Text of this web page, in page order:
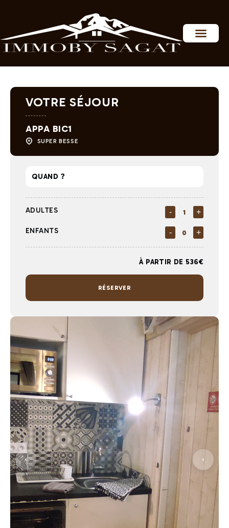
VOTRE SÉJOUR
APPA BIC1
SUPER BESSE
ADULTES - +
ENFANTS - +
À PARTIR DE 536€
RÉSERVER